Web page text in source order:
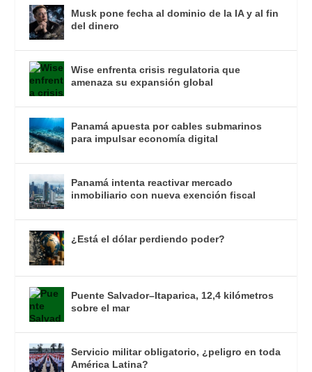
Musk pone fecha al dominio de la IA y al fin
del dinero
Wise enfrenta crisis regulatoria que
amenaza su expansión global
Panamá apuesta por cables submarinos
para impulsar economía digital
Panamá intenta reactivar mercado
inmobiliario con nueva exención fiscal
¿Está el dólar perdiendo poder?
Puente Salvador–Itaparica, 12,4 kilómetros
sobre el mar
Servicio militar obligatorio, ¿peligro en toda
América Latina?